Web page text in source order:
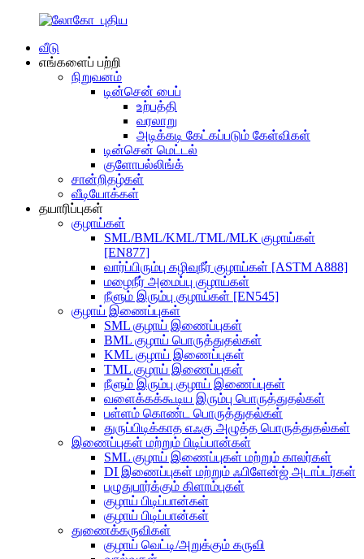
வீடு
எங்களைப் பற்றி
நிறுவனம்
டின்சென் பைப்
உற்பத்தி
வரலாறு
அடிக்கடி கேட்கப்படும் கேள்விகள்
டின்சென் மெட்டல்
குளோபல்லிங்க்
சான்றிதழ்கள்
வீடியோக்கள்
தயாரிப்புகள்
குழாய்கள்
SML/BML/KML/TML/MLK குழாய்கள்
[EN877]
வார்ப்பிரும்பு கழிவுநீர் குழாய்கள் [ASTM A888]
மழைநீர் அமைப்பு குழாய்கள்
நீளும் இரும்பு குழாய்கள் [EN545]
குழாய் இணைப்புகள்
SML குழாய் இணைப்புகள்
BML குழாய் பொருத்துதல்கள்
KML குழாய் இணைப்புகள்
TML குழாய் இணைப்புகள்
நீளும் இரும்பு குழாய் இணைப்புகள்
வளைக்கக்கூடிய இரும்பு பொருத்துதல்கள்
பள்ளம் கொண்ட பொருத்துதல்கள்
துருப்பிடிக்காத எஃகு அழுத்த பொருத்துதல்கள்
இணைப்புகள் மற்றும் பிடிப்பான்கள்
SML குழாய் இணைப்புகள் மற்றும் காலர்கள்
DI இணைப்புகள் மற்றும் ஃபிளேன்ஜ் அடாப்டர்கள்
பழுதுபார்க்கும் கிளாம்புகள்
குழாய் பிடிப்பான்கள்
குழாய் பிடிப்பான்கள்
துணைக்கருவிகள்
குழாய் வெட்டி/அறுக்கும் கருவி